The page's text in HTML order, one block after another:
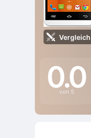
Vergleich
0.0
von 5